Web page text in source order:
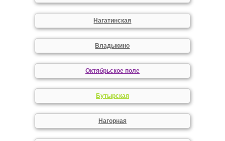
Нагатинская
Владыкино
Октябрьское поле
Бутырская
Нагорная